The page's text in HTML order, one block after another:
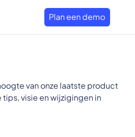
Plan een demo
van onze laatste product
visie en wijzigingen in